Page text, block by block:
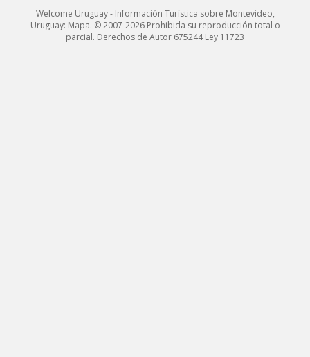
Welcome Uruguay - Información Turística sobre Montevideo,
Uruguay: Mapa. © 2007-2026 Prohibida su reproducción total o
parcial. Derechos de Autor 675244 Ley 11723